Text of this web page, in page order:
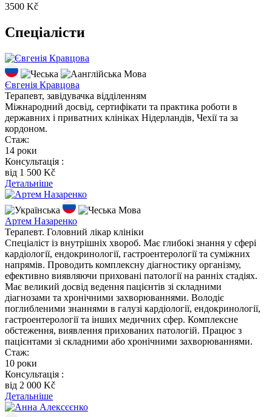
3500 Kč
Спеціалісти
Мова
Євгенія Кравцова
Терапевт, завідувачка відділенням
Міжнародний досвід, сертифікати та практика роботи в
державних і приватних клініках Нідерландів, Чехії та за
кордоном.
Стаж:
14 роки
Консультація :
вiд 1 500 Kč
Детальніше
Мова
Артем Назаренко
Терапевт. Головний лікар клініки
Спеціаліст із внутрішніх хвороб. Має глибокі знання у сфері
кардіології, ендокринології, гастроентерології та суміжних
напрямів. Проводить комплексну діагностику організму,
ефективно виявляючи приховані патології на ранніх стадіях.
Має великий досвід ведення пацієнтів зі складними
діагнозами та хронічними захворюваннями. Володіє
поглибленими знаннями в галузі кардіології, ендокринології,
гастроентерології та інших медичних сфер. Комплексне
обстеження, виявлення прихованих патологій. Працює з
пацієнтами зі складними або хронічними захворюваннями.
Стаж:
10 роки
Консультація :
вiд 2 000 Kč
Детальніше